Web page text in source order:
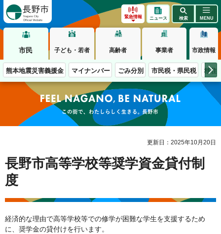
緊急情報 ニュース 検索 MENU
市民 子ども・若者 高齢者 事業者 市政情報
熊本地震災害義援金 マイナンバー ごみ分別 市民税・県民税 移住
この街で、わたしらしく生きる。長野市
更新日：2025年10月20日
長野市高等学校等奨学資金貸付制
度
経済的な理由で高等学校等での修学が困難な学生を支援するため
に、奨学金の貸付けを行います。